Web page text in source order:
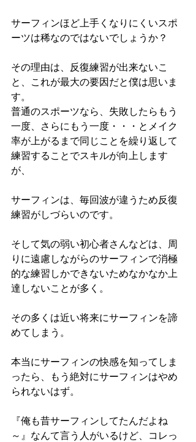
サーフィンほど上手くなりにくいスポ
ーツは稀なのではないでしょうか？
その理由は、反復練習が出来ないこ
と、これが最大の要因だと僕は思いま
す。
普通のスポーツなら、失敗したらもう
一度、さらにもう一度・・・とメイク
率が上がるまで同じことを繰り返して
練習することでスキルが向上します
が、
サーフィンは、毎回波が違うため反復
練習がしづらいのです。
そして気の弱い初心者さんなどは、周
りに遠慮しながらのサーフィンで消極
的な練習しかできないためなかなか上
達しないことが多く。
その多くは近い将来にサーフィンを諦
めてしまう。
本当にサーフィンの快感を知ってしま
ったら、もう絶対にサーフィンはやめ
られないはず。
『俺も昔サーフィンしてたんだよね
～』なんて言う人がいるけど、コレっ